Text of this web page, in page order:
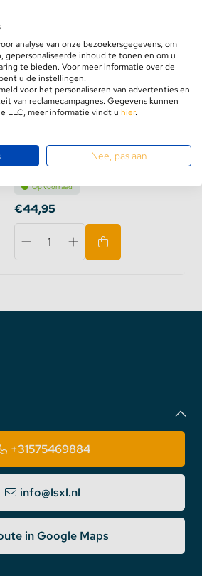
Combinatie Set 3 – Warm
Wit 300LED
Op voorraad
€44,95
+31575469884
info@lsxl.nl
in Google Maps
analyse van onze bezoekersgegevens, om
gepersonaliseerde inhoud te tonen en om u
te bieden. Voor meer informatie over de
u de instellingen.
voor het personaliseren van advertenties en
van reclamecampagnes. Gegevens kunnen
LLC, meer informatie vindt u hier.
Nee, pas aan